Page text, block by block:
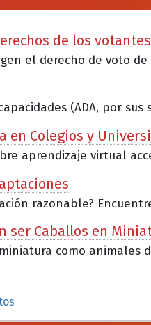
de los
el derecho de voto
(ADA, por
en Colegios y
aprendizaje virtual
razonable?
ser Caballos en
como animales